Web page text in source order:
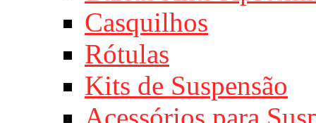
Casquilhos
Rótulas
Kits de Suspensão